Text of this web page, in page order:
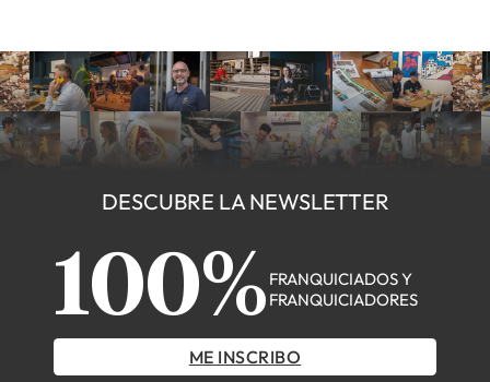
DESCUBRE LA NEWSLETTER
100% FRANQUICIADOS Y
FRANQUICIADORES
ME INSCRIBO